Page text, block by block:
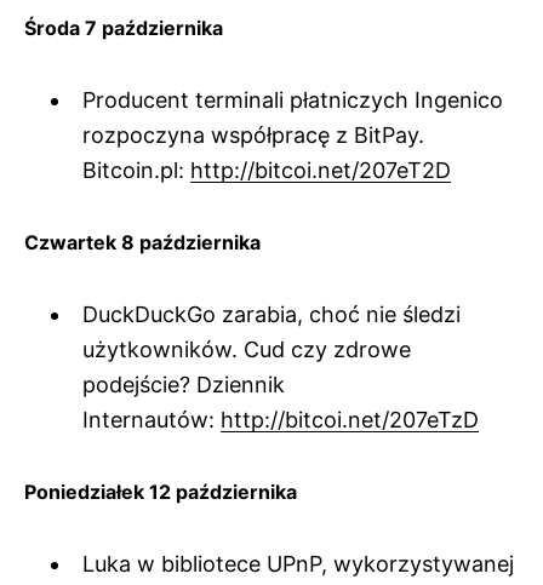
Środa 7 października
Producent terminali płatniczych Ingenico
rozpoczyna współpracę z BitPay.
Bitcoin.pl: http://bitcoi.net/207eT2D
Czwartek 8 października
DuckDuckGo zarabia, choć nie śledzi
użytkowników. Cud czy zdrowe
podejście? Dziennik
Internautów: http://bitcoi.net/207eTzD
Poniedziałek 12 października
Luka w bibliotece UPnP, wykorzystywanej